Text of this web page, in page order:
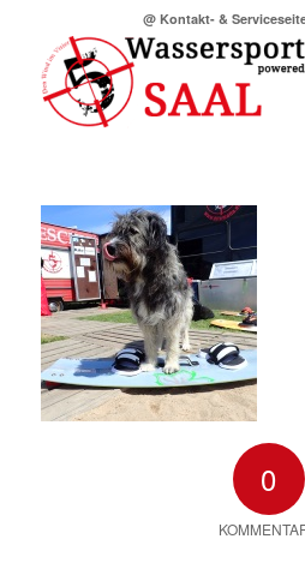
@ Kontakt- &
0